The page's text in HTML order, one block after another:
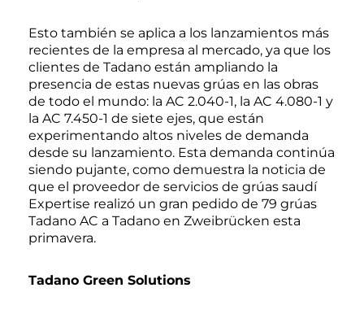
Esto también se aplica a los lanzamientos más
recientes de la empresa al mercado, ya que los
clientes de Tadano están ampliando la
presencia de estas nuevas grúas en las obras
de todo el mundo: la AC 2.040-1, la AC 4.080-1 y
la AC 7.450-1 de siete ejes, que están
experimentando altos niveles de demanda
desde su lanzamiento. Esta demanda continúa
siendo pujante, como demuestra la noticia de
que el proveedor de servicios de grúas saudí
Expertise realizó un gran pedido de 79 grúas
Tadano AC a Tadano en Zweibrücken esta
primavera.
Tadano Green Solutions